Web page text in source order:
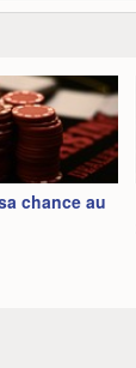
chance au